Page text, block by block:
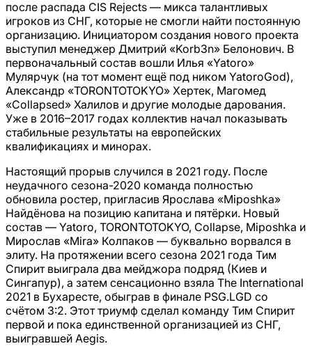
после распада CIS Rejects — микса талантливых
игроков из СНГ, которые не смогли найти постоянную
организацию. Инициатором создания нового проекта
выступил менеджер Дмитрий «Korb3n» Белонович. В
первоначальный состав вошли Илья «Yatoro»
Мулярчук (на тот момент ещё под ником YatoroGod),
Александр «TORONTOTOKYO» Хертек, Магомед
«Collapsed» Халилов и другие молодые дарования.
Уже в 2016–2017 годах коллектив начал показывать
стабильные результаты на европейских
квалификациях и минорах.
Настоящий прорыв случился в 2021 году. После
неудачного сезона-2020 команда полностью
обновила ростер, пригласив Ярослава «Miposhka»
Найдёнова на позицию капитана и пятёрки. Новый
состав — Yatoro, TORONTOTOKYO, Collapse, Miposhka и
Мирослав «Mira» Колпаков — буквально ворвался в
элиту. На протяжении всего сезона 2021 года Тим
Спирит выиграла два мейджора подряд (Киев и
Сингапур), а затем сенсационно взяла The International
2021 в Бухаресте, обыграв в финале PSG.LGD со
счётом 3:2. Этот триумф сделал команду Тим Спирит
первой и пока единственной организацией из СНГ,
выигравшей Aegis.